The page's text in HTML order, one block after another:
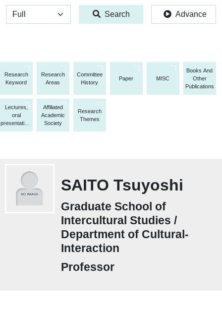
全体 Search Advance
Research
Keyword
Research
Areas
Committee
History
Paper MISC
Books And
Other
Publications
Lectures,
oral
presentations,
etc.
Affiliated
Academic
Society
Research
Themes
SAITO Tsuyoshi
Graduate School of
Intercultural Studies /
Department of Cultural-
Interaction
Professor